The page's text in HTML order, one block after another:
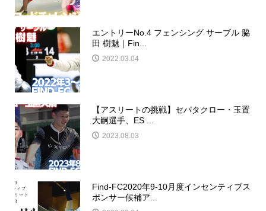
エントリーNo.4 フェンシング サーブル 脇
田 樹魅｜Fin...
2022.03.04
【アスリートの挑戦】セパタクロー・玉置
大嗣選手、ES ...
2023.08.03
Find-FC2020年9-10月度インセンティブス
ポンサー候補ア...